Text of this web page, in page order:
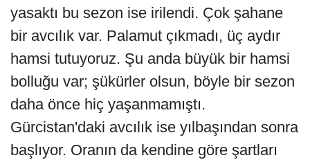
yasaktı bu sezon ise irilendi. Çok şahane
bir avcılık var. Palamut çıkmadı, üç aydır
hamsi tutuyoruz. Şu anda büyük bir hamsi
bolluğu var; şükürler olsun, böyle bir sezon
daha önce hiç yaşanmamıştı.
Gürcistan'daki avcılık ise yılbaşından sonra
başlıyor. Oranın da kendine göre şartları